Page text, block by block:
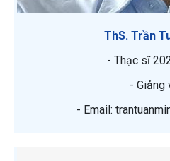
ThS. Trần
- Thạc sĩ
- Giảng
- Email: